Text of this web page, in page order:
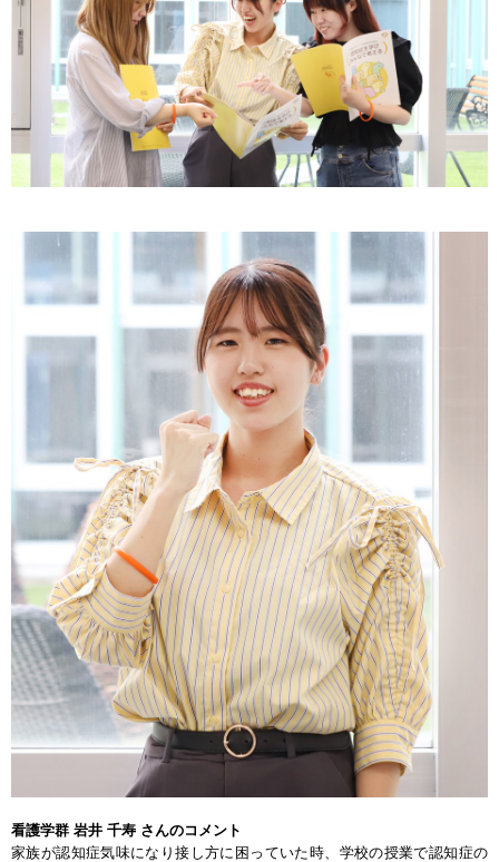
看護学群 岩井 千寿 さんのコメント
家族が認知症気味になり接し方に困っていた時、学校の授業で認知症の